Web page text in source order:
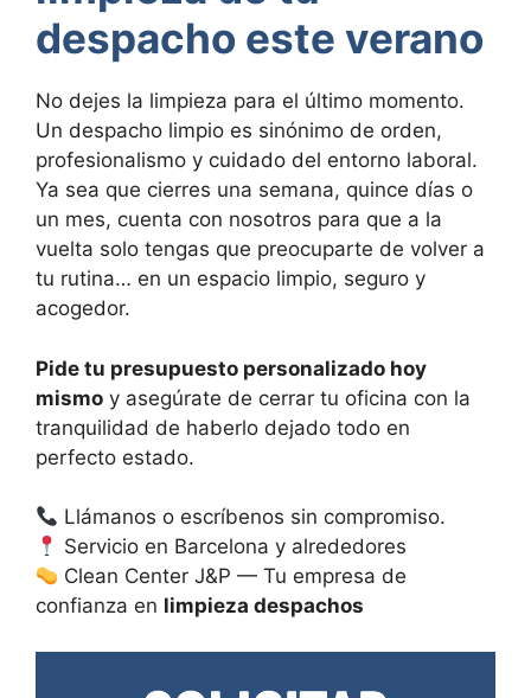
despacho este verano
No dejes la limpieza para el último momento.
Un despacho limpio es sinónimo de orden,
profesionalismo y cuidado del entorno laboral.
Ya sea que cierres una semana, quince días o
un mes, cuenta con nosotros para que a la
vuelta solo tengas que preocuparte de volver a
tu rutina… en un espacio limpio, seguro y
acogedor.
Pide tu presupuesto personalizado hoy
mismo y asegúrate de cerrar tu oficina con la
tranquilidad de haberlo dejado todo en
perfecto estado.
Llámanos o escríbenos sin compromiso.
Servicio en Barcelona y alrededores
Clean Center J&P — Tu empresa de
confianza en limpieza despachos